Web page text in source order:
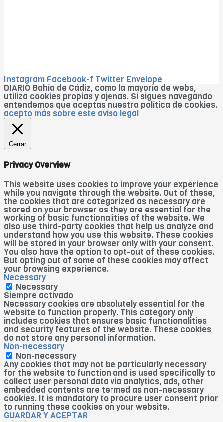
Instagram Facebook-f Twitter Envelope
DIARIO Bahía de Cádiz, como la mayoría de webs,
utiliza cookies propias y ajenas. Si sigues navegando
entendemos que aceptas nuestra política de cookies.
acepto más sobre este aviso legal
Cerrar
Privacy Overview
This website uses cookies to improve your experience
while you navigate through the website. Out of these,
the cookies that are categorized as necessary are
stored on your browser as they are essential for the
working of basic functionalities of the website. We
also use third-party cookies that help us analyze and
understand how you use this website. These cookies
will be stored in your browser only with your consent.
You also have the option to opt-out of these cookies.
But opting out of some of these cookies may affect
your browsing experience.
Necessary
Necessary
Siempre activado
Necessary cookies are absolutely essential for the
website to function properly. This category only
includes cookies that ensures basic functionalities
and security features of the website. These cookies
do not store any personal information.
Non-necessary
Non-necessary
Any cookies that may not be particularly necessary
for the website to function and is used specifically to
collect user personal data via analytics, ads, other
embedded contents are termed as non-necessary
cookies. It is mandatory to procure user consent prior
to running these cookies on your website.
GUARDAR Y ACEPTAR